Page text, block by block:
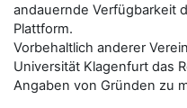
andauernde Verfügbarkeit
Plattform.
Vorbehaltlich anderer
Universität Klagenfurt das
Angaben von Gründen zu